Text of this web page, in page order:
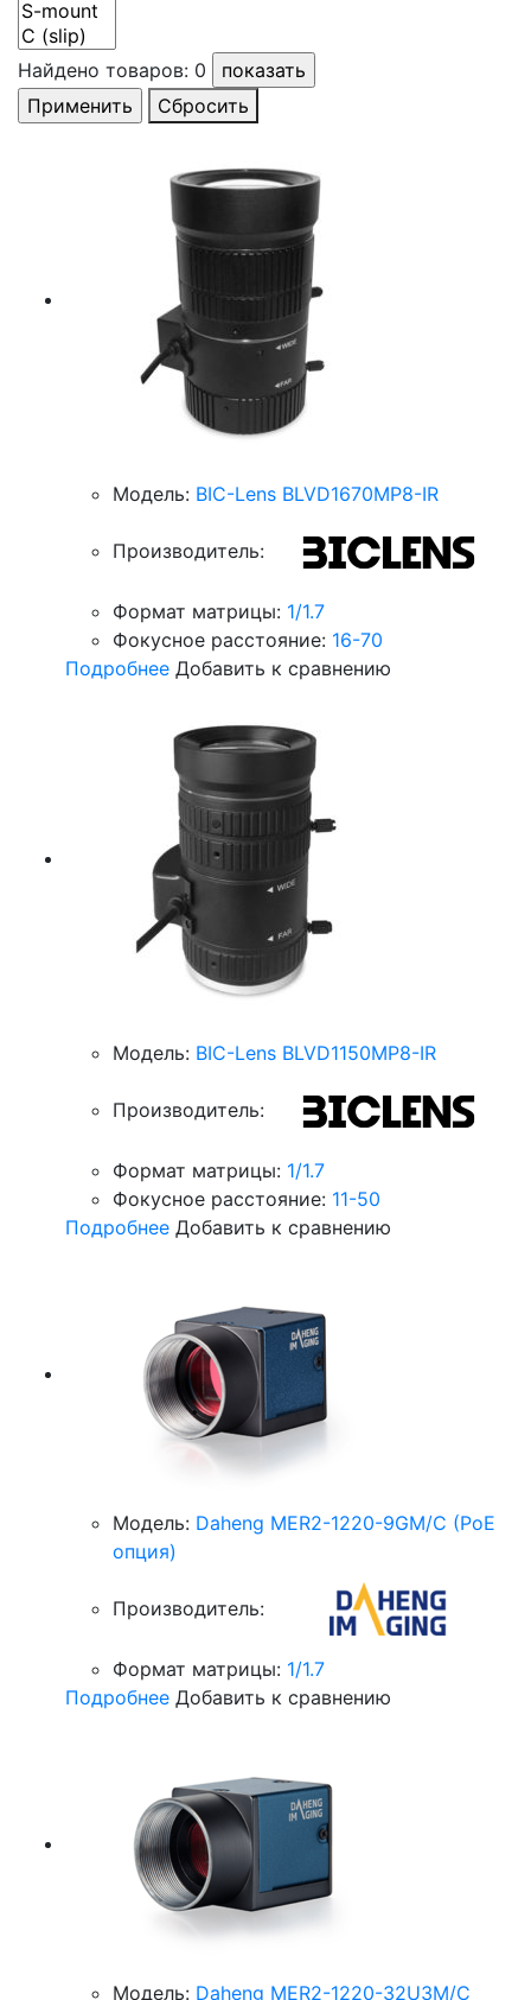
Найдено товаров: 0
Сбросить
Модель: BIC-Lens BLVD1670MP8-IR
Производитель:
Формат матрицы: 1/1.7
Фокусное расстояние: 16-70
Подробнее Добавить к сравнению
Модель: BIC-Lens BLVD1150MP8-IR
Производитель:
Формат матрицы: 1/1.7
Фокусное расстояние: 11-50
Подробнее Добавить к сравнению
Модель: Daheng MER2-1220-9GM/C (PoE
опция)
Производитель:
Формат матрицы: 1/1.7
Подробнее Добавить к сравнению
Модель: Daheng MER2-1220-32U3M/C